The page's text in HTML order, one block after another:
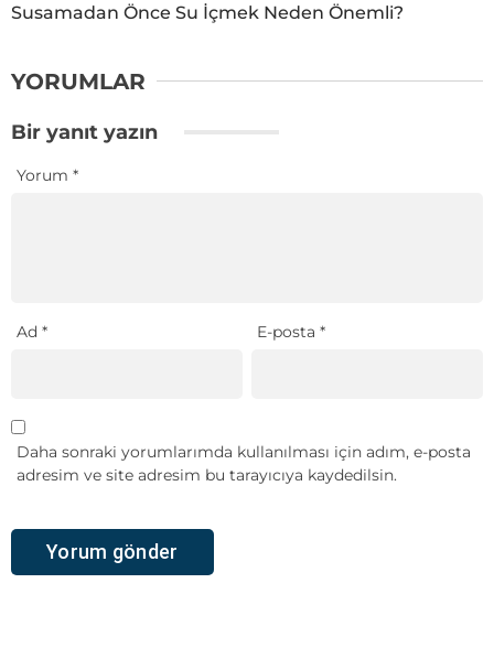
Susamadan Önce Su İçmek Neden Önemli?
YORUMLAR
Bir yanıt yazın
Yorum *
Ad * E-posta*
Daha sonraki yorumlarımda kullanılması için adım, e-posta
adresim ve site adresim bu tarayıcıya kaydedilsin.